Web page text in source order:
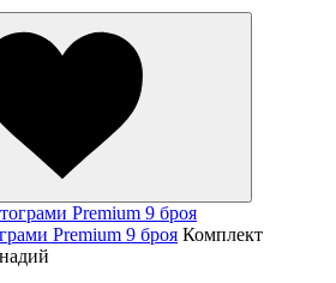
Premium 9 броя Комплект